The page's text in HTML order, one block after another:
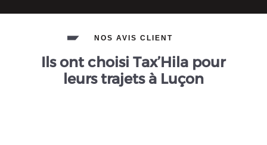
NOS AVIS CLIENT
Ils ont choisi Tax’Hila pour
leurs trajets à Luçon